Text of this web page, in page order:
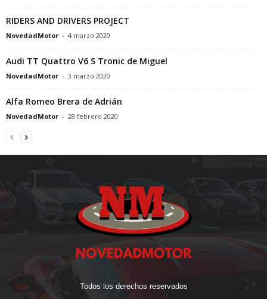
RIDERS AND DRIVERS PROJECT
NovedadMotor - 4 marzo 2020
Audi TT Quattro V6 S Tronic de Miguel
NovedadMotor - 3 marzo 2020
Alfa Romeo Brera de Adrián
NovedadMotor - 28 febrero 2020
Todos los derechos reservados